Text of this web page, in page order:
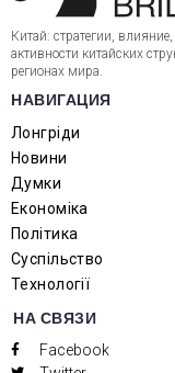
Китай: стратегии,
активности китайских
регионах мира.
НАВИГАЦИЯ
Лонгріди
Новини
Думки
Економіка
Політика
Суспільство
Технології
НА СВЯЗИ
Facebook